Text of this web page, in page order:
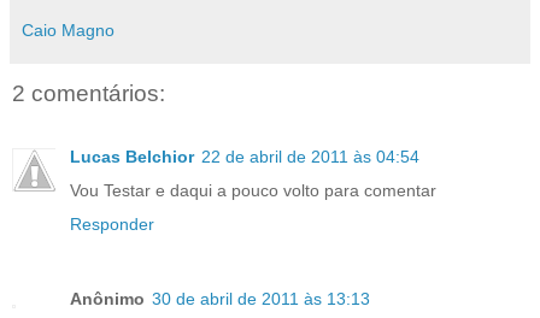
Caio Magno
2 comentários:
Lucas Belchior 22 de abril de 2011 às 04:54
Vou Testar e daqui a pouco volto para comentar
Responder
Anônimo 30 de abril de 2011 às 13:13